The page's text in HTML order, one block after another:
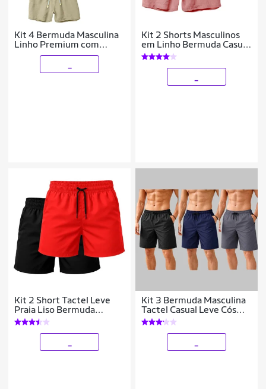
Kit 4 Bermuda Masculina
Linho Premium com
Elástico na Cintura e
Kit 2 Shorts Masculinos
em Linho Bermuda Casual
Conforto
Kit 2 Short Tactel Leve
Praia Liso Bermuda
Masculina
Kit 3 Bermuda Masculina
Tactel Casual Leve Cós
Elástico